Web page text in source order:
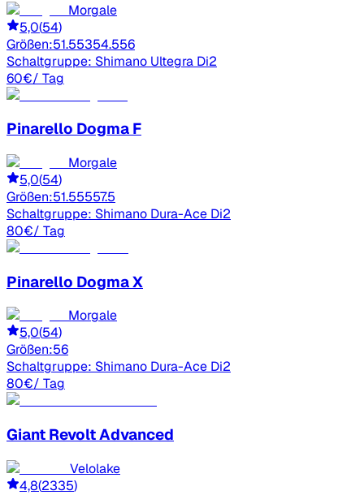
Morgale
5,0(54)
Größen:51.55354.556
Schaltgruppe: Shimano Ultegra Di2
60€/ Tag
Pinarello Dogma F
Morgale
5,0(54)
Größen:51.55557.5
Schaltgruppe: Shimano Dura-Ace Di2
80€/ Tag
Pinarello Dogma X
Morgale
5,0(54)
Größen:56
Schaltgruppe: Shimano Dura-Ace Di2
80€/ Tag
Giant Revolt Advanced
Velolake
4,8(2335)